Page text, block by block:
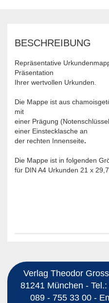
BESCHREIBUNG
Repräsentative
Präsentation
Ihrer wertvollen Urkunden.
Die Mappe ist aus
mit
einer Prägung
einer Einstecklasche an
der rechten Innenseite.
Die Mappe ist in folgenden
für DIN A4 Urkunden 21 x
Verlag Theodor
81241 München -
089 - 755 33 00 -